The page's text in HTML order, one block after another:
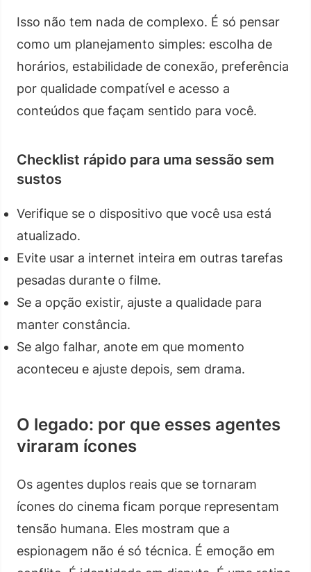
Isso não tem nada de complexo. É só pensar
como um planejamento simples: escolha de
horários, estabilidade de conexão, preferência
por qualidade compatível e acesso a
conteúdos que façam sentido para você.
Checklist rápido para uma sessão sem
sustos
Verifique se o dispositivo que você usa está
atualizado.
Evite usar a internet inteira em outras tarefas
pesadas durante o filme.
Se a opção existir, ajuste a qualidade para
manter constância.
Se algo falhar, anote em que momento
aconteceu e ajuste depois, sem drama.
O legado: por que esses agentes
viraram ícones
Os agentes duplos reais que se tornaram
ícones do cinema ficam porque representam
tensão humana. Eles mostram que a
espionagem não é só técnica. É emoção em